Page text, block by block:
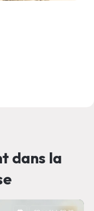
dans la